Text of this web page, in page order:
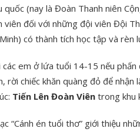
quốc (nay là Đoàn Thanh niên
viên đối với những đội viên Đội
có thành tích học tập và rèn
các em ở lứa tuổi 14-15 nếu
rời chiếc khăn quàng đỏ để
Tiến Lên Đoàn Viên trong khu
“Cánh én tuổi thơ” giới thiệu